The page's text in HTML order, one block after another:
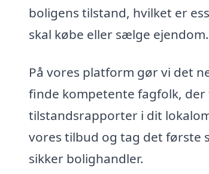
boligens tilstand, hvilket er
skal købe eller sælge ejendom.
På vores platform gør vi det
finde kompetente fagfolk,
tilstandsrapporter i dit
vores tilbud og tag det første
sikker bolighandler.